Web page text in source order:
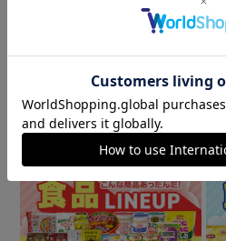
数量限定商品はご注文が完了し
ます。ご注文をいただいた後に
ございますのでなにとぞご了承
商品情報
▼ 食品・飲料